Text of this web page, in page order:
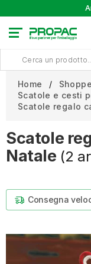
Home
Scatole e cesti
Scatole regalo
Scatole
Natale (2
Consegna